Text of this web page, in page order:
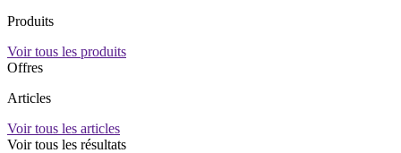
Produits
Voir tous les produits
Offres
Articles
Voir tous les articles
Voir tous les résultats